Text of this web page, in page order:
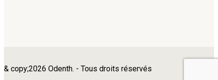
& copy;2026 Odenth. - Tous droits réservés